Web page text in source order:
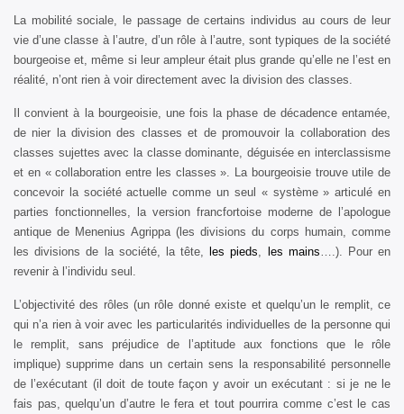
La mobilité sociale, le passage de certains individus au cours de leur
vie d’une classe à l’autre, d’un rôle à l’autre, sont typiques de la société
bourgeoise et, même si leur ampleur était plus grande qu’elle ne l’est en
réalité, n’ont rien à voir directement avec la division des classes.
Il convient à la bourgeoisie, une fois la phase de décadence entamée,
de nier la division des classes et de promouvoir la collaboration des
classes sujettes avec la classe dominante, déguisée en interclassisme
et en « collaboration entre les classes ». La bourgeoisie trouve utile de
concevoir la société actuelle comme un seul « système » articulé en
parties fonctionnelles, la version francfortoise moderne de l’apologue
antique de Menenius Agrippa (les divisions du corps humain, comme
les divisions de la société, la tête,
les pieds, les mains….). Pour en
revenir à l’individu seul.
L’objectivité des rôles (un rôle donné existe et quelqu’un le remplit, ce
qui n’a rien à voir avec les particularités individuelles de la personne qui
le remplit, sans préjudice de l’aptitude aux fonctions que le rôle
implique) supprime dans un certain sens la responsabilité personnelle
de l’exécutant (il doit de toute façon y avoir un exécutant : si je ne le
fais pas, quelqu’un d’autre le fera et tout pourrira comme c’est le cas